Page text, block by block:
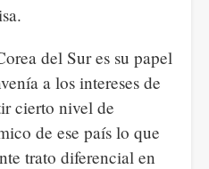
del Sur es su papel
a los intereses de
cierto nivel de
de ese país lo que
trato diferencial en